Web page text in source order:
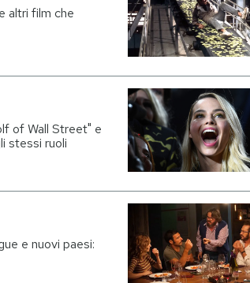
altri film che
of Wall Street" e
stessi ruoli
e nuovi paesi: